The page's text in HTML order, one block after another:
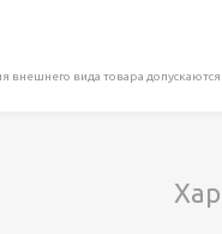
вида товара